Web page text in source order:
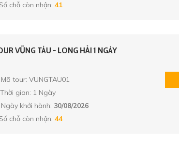
chỗ còn nhận: 41
VŨNG TÀU - LONG HẢI 1 NGÀY
tour: VUNGTAU01
gian: 1 Ngày
Ngày khởi hành: 30/08/2026
chỗ còn nhận: 44